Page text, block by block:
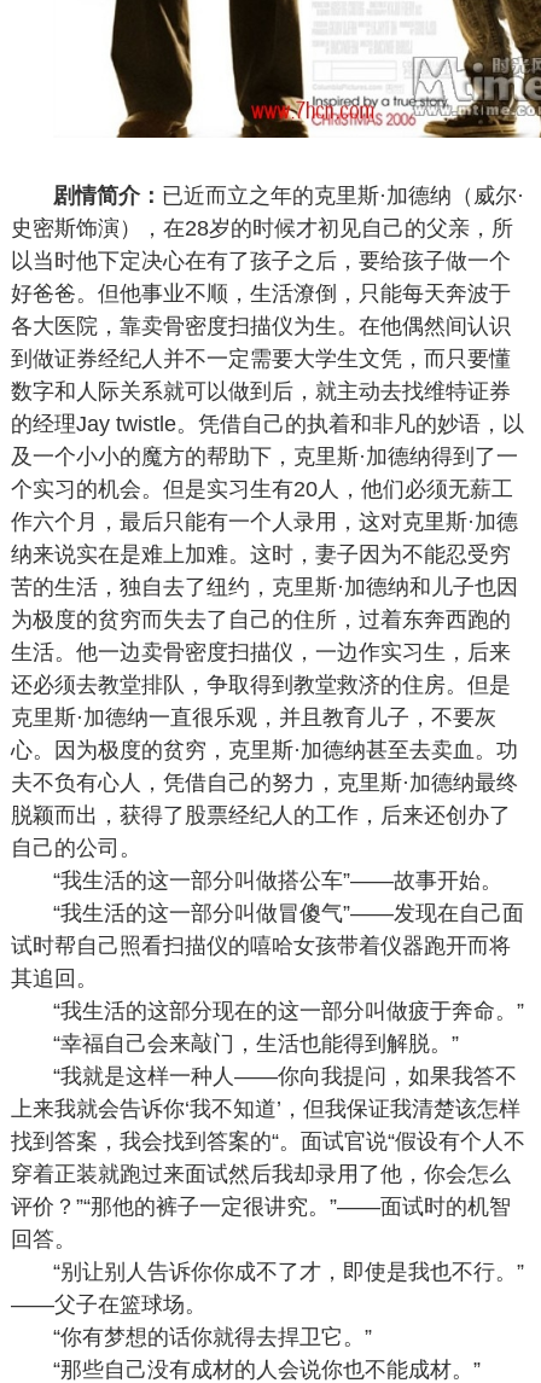
剧情简介： 已近而立之年的克里斯·加德纳（威尔·
史密斯饰演），在28岁的时候才初见自己的父亲，所
以当时他下定决心在有了孩子之后，要给孩子做一个
好爸爸。但他事业不顺，生活潦倒，只能每天奔波于
各大医院，靠卖骨密度扫描仪为生。在他偶然间认识
到做证券经纪人并不一定需要大学生文凭，而只要懂
数字和人际关系就可以做到后，就主动去找维特证券
的经理Jay twistle。凭借自己的执着和非凡的妙语，以
及一个小小的魔方的帮助下，克里斯·加德纳得到了一
个实习的机会。但是实习生有20人，他们必须无薪工
作六个月，最后只能有一个人录用，这对克里斯·加德
纳来说实在是难上加难。这时，妻子因为不能忍受穷
苦的生活，独自去了纽约，克里斯·加德纳和儿子也因
为极度的贫穷而失去了自己的住所，过着东奔西跑的
生活。他一边卖骨密度扫描仪，一边作实习生，后来
还必须去教堂排队，争取得到教堂救济的住房。但是
克里斯·加德纳一直很乐观，并且教育儿子，不要灰
心。因为极度的贫穷，克里斯·加德纳甚至去卖血。功
夫不负有心人，凭借自己的努力，克里斯·加德纳最终
脱颖而出，获得了股票经纪人的工作，后来还创办了
自己的公司。
“我生活的这一部分叫做搭公车”——故事开始。
“我生活的这一部分叫做冒傻气”——发现在自己面
试时帮自己照看扫描仪的嘻哈女孩带着仪器跑开而将
其追回。
“我生活的这部分现在的这一部分叫做疲于奔命。”
“幸福自己会来敲门，生活也能得到解脱。”
“我就是这样一种人——你向我提问，如果我答不
上来我就会告诉你‘我不知道’，但我保证我清楚该怎样
找到答案，我会找到答案的“。面试官说“假设有个人不
穿着正装就跑过来面试然后我却录用了他，你会怎么
评价？”“那他的裤子一定很讲究。”——面试时的机智
回答。
“别让别人告诉你你成不了才，即使是我也不行。”
——父子在篮球场。
“你有梦想的话你就得去捍卫它。”
“那些自己没有成材的人会说你也不能成材。”